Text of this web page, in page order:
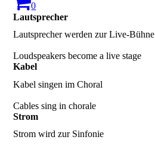
0
Lautsprecher
Lautsprecher werden zur Live-Bühne
Loudspeakers become a live stage
Kabel
Kabel singen im Choral
Cables sing in chorale
Strom
Strom wird zur Sinfonie